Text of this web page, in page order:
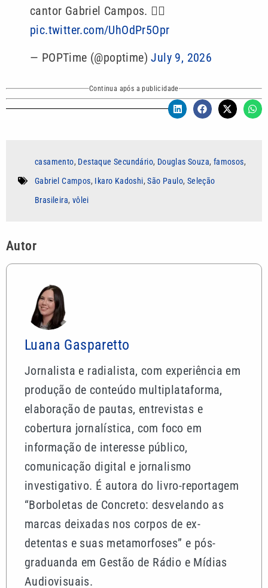
cantor Gabriel Campos. 🏳️‍🌈
pic.twitter.com/UhOdPr5Opr
— POPTime (@poptime)July 9, 2026
Continua após a publicidade
casamento, Destaque Secundário, Douglas Souza, famosos,
Gabriel Campos, Ikaro Kadoshi,São Paulo, Seleção
Brasileira, vôlei
Autor
Luana Gasparetto
Jornalista e radialista, com experiência em
produção de conteúdo multiplataforma,
elaboração de pautas, entrevistas e
cobertura jornalística, com foco em
informação de interesse público,
comunicação digital e jornalismo
investigativo. É autora do livro-reportagem
“Borboletas de Concreto: desvelando as
marcas deixadas nos corpos de ex-
detentas e suas metamorfoses” e pós-
graduanda em Gestão de Rádio e Mídias
Audiovisuais.